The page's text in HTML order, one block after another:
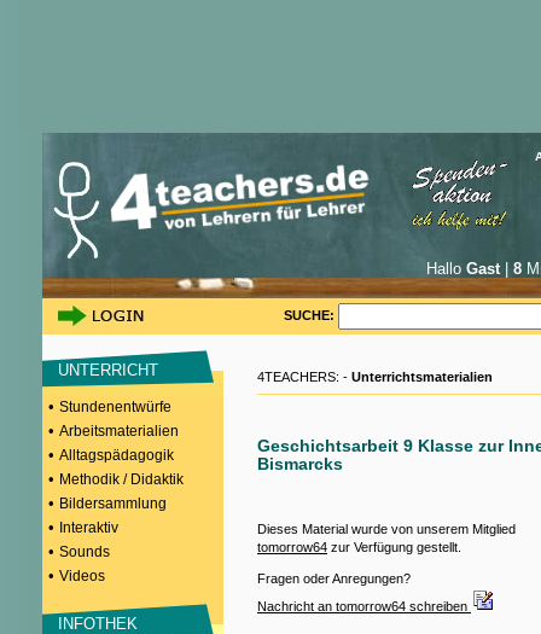
Hallo Gast| 8
SUCHE:
UNTERRICHT
• Stundenentwürfe
• Arbeitsmaterialien
• Alltagspädagogik
• Methodik / Didaktik
• Bildersammlung
• Interaktiv
• Sounds
• Videos
INFOTHEK
4TEACHERS: - Unterrichtsmaterialien
Geschichtsarbeit 9 Klasse zur
Bismarcks
Dieses Material wurde von unserem Mitglied
tomorrow64 zur Verfügung gestellt.
Fragen oder Anregungen?
Nachricht an tomorrow64 schreiben